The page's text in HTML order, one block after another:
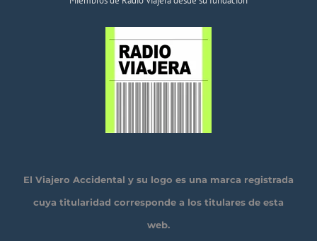
El Viajero Accidental y su logo es una marca registrada
cuya titularidad corresponde a los titulares de esta
web.